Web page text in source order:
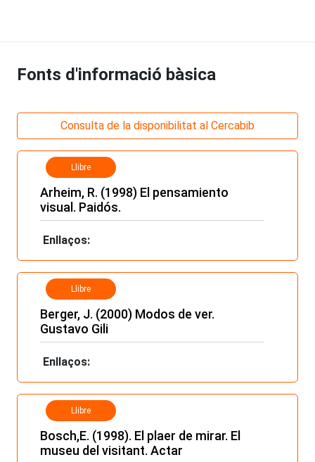
Fonts d'informació bàsica
Consulta de la disponibilitat al Cercabib
Llibre
Arheim, R. (1998) El pensamiento
visual. Paidós.
Enllaços:
Llibre
Berger, J. (2000) Modos de ver.
Gustavo Gili
Enllaços:
Llibre
Bosch,E. (1998). El plaer de mirar. El
museu del visitant. Actar